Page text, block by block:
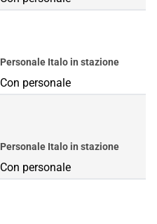
Personale Italo in stazione
Con personale
Personale Italo in stazione
Con personale